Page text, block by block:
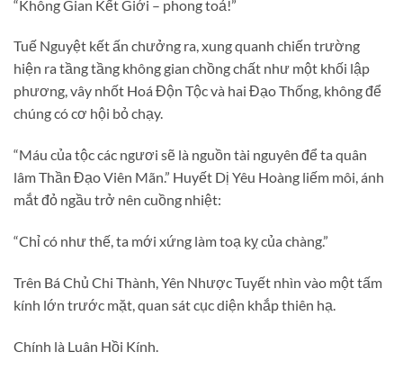
“Không Gian Kết Giới – phong toả!”
Tuế Nguyệt kết ấn chưởng ra, xung quanh chiến trường
hiện ra tầng tầng không gian chồng chất như một khối lập
phương, vây nhốt Hoá Độn Tộc và hai Đạo Thống, không để
chúng có cơ hội bỏ chạy.
“Máu của tộc các ngươi sẽ là nguồn tài nguyên để ta quân
lâm Thần Đạo Viên Mãn.” Huyết Dị Yêu Hoàng liếm môi, ánh
mắt đỏ ngầu trở nên cuồng nhiệt:
“Chỉ có như thế, ta mới xứng làm toạ kỵ của chàng.”
Trên Bá Chủ Chi Thành, Yên Nhược Tuyết nhìn vào một tấm
kính lớn trước mặt, quan sát cục diện khắp thiên hạ.
Chính là Luân Hồi Kính.